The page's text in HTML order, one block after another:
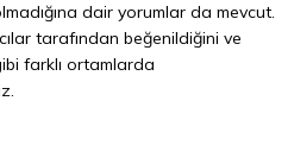
dair yorumlar da mevcut.
tarafından beğenildiğini ve
farklı ortamlarda